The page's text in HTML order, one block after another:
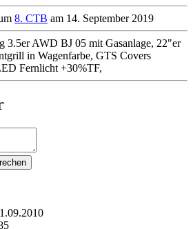
8. CTB am 14. September 2019
3.5er AWD BJ 05 mit Gasanlage, 22"er
in Wagenfarbe, GTS Covers
Fernlicht +30%TF,